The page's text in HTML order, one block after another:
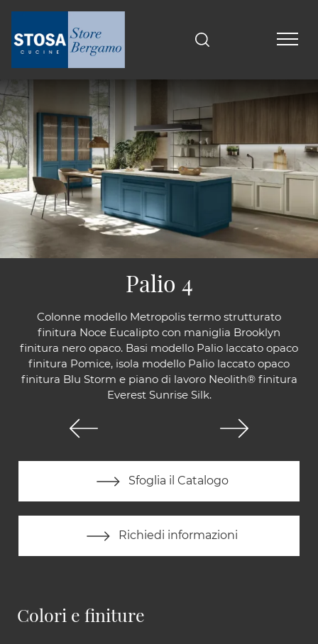
Colonne modello Metropolis termo strutturato
finitura Noce Eucalipto con maniglia Brooklyn
finitura nero opaco. Basi modello Palio laccato opaco
finitura Pomice, isola modello Palio laccato opaco
finitura Blu Storm e piano di lavoro Neolith® finitura
Everest Sunrise Silk.
Sfoglia il Catalogo
Richiedi informazioni
Palio 4
Colori e finiture